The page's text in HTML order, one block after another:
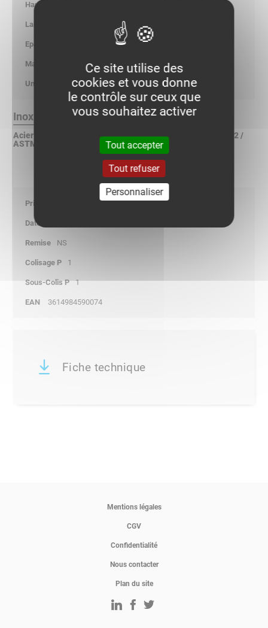
kg/p
Inox 316L Finition :
Acier inoxydable X2CrNiMo 17-12-2 suivant NF EN 10088-2 /
ASTM A240 / DIN 17440
NS
1
1
3614984590074
Fiche technique
Mentions légales
CGV
Confidentialité
Nous contacter
Plan du site
Ce site utilise des
cookies et vous donne
le contrôle sur ceux que
vous souhaitez activer
Tout accepter
Tout refuser
Personnaliser